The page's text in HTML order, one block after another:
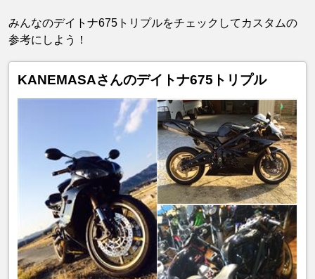
みんなのデイトナ675トリプルをチェックしてカスタムの
参考にしよう！
KANEMASAさんのデイトナ675トリプル